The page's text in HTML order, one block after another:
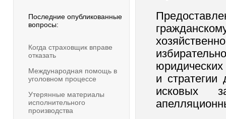
Последние опубликованные
вопросы:
Когда страховщик вправе
отказать
Международная помощь в
уголовном процессе
Утерянные материалы
исполнительного
производства
и стратегии
исковых